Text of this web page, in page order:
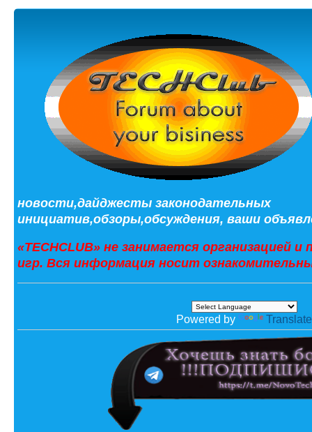
новости,дайджесты законодательных
инициатив,обзоры,обсуждения, ваши
«TECHCLUB» не занимается организацией
игр. Вся информация носит
Powered by Translate